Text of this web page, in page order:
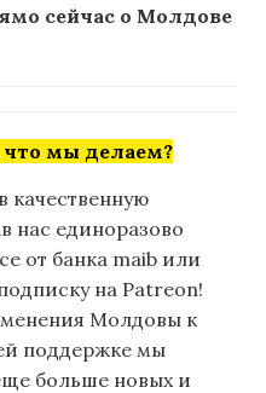
сейчас о Молдове
что мы делаем?
качественную
нас единоразово
от банка maib или
на Patreon!
Молдовы к
поддержке мы
больше новых и